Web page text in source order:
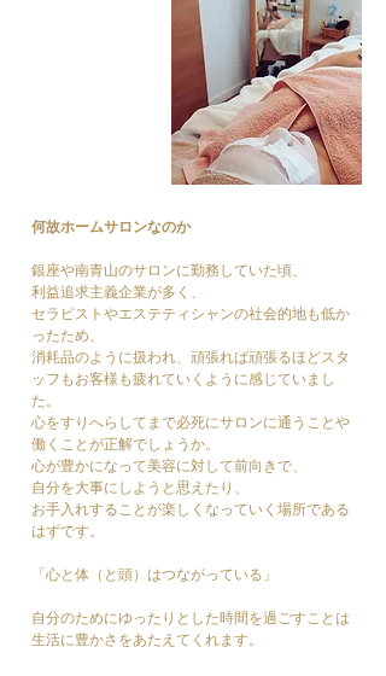
​何故ホームサロンなのか
銀座や南青山のサロンに勤務していた頃、
利益追求主義企業が多く、
セラピストやエステティシャンの社会的地も低か
ったため、
消耗品のように扱われ、頑張れば頑張るほどスタ
ッフもお客様も疲れていくように感じていまし
た。
心をすりへらしてまで必死にサロンに通うことや
働くことが正解でしょうか。
心が豊かになって美容に対して前向きで、
自分を大事にしようと思えたり、
お手入れすることが楽しくなっていく場所である
はずです。
「心と体（と頭）はつながっている」
自分のためにゆったりとした時間を過ごすことは
生活に豊かさをあたえてくれます。